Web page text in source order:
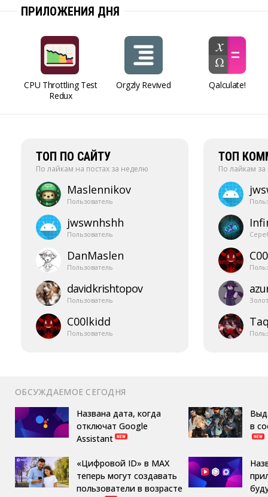
ПРИЛОЖЕНИЯ ДНЯ
CPU Throttling Test
Redux
Orgzly Revived Qalculate!
ТОП ПО САЙТУ
По лайкам на постах за неделю
Maslennikov
Пользователь
jwswnhshh
Пользователь
DanMaslen
Пользователь
davidkrishtopov
Пользователь
C00lkidd
Пользователь
ТОП
По лайкам
ОБСУЖДАЕМОЕ СЕГОДНЯ
Названа дата, когда
отключат Google
Assistant
«Цифровой ID» в MAX
теперь могут создавать
пользователи в возрасте
в